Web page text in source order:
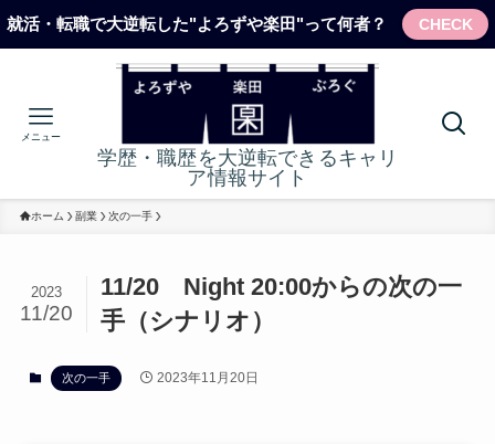
就活・転職で大逆転した"よろずや楽田"って何者？ CHECK
学歴・職歴を大逆転できるキャリ
ア情報サイト
メニュー
ホーム 副業 次の一手
11/20 Night 20:00からの次の一
手（シナリオ）
2023
11/20
次の一手 2023年11月20日